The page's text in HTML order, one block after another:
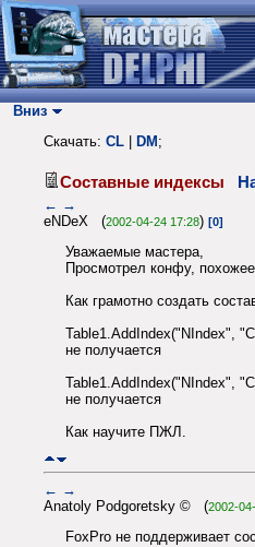
Вниз
Скачать: CL DM ;
Составные индексы
← →
eNDeX (2002-04-24 17:28) [0]
Уважаемые мастера,
Просмотрел конфу,
Как грамотно создать
Table1.AddIndex("NIndex",
не получается
Table1.AddIndex("NIndex",
не получается
Как научите ПЖЛ.
← →
Anatoly Podgoretsky © (2002-
FoxPro не поддерживает